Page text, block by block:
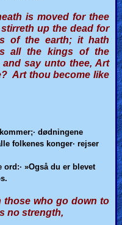
is moved for thee
up the dead for
of the earth; it hath
all the kings of the
say unto thee, Art
Art thou become like
dødningene
folkenes konger· rejser
»Også du er blevet
those who go down to
no strength,